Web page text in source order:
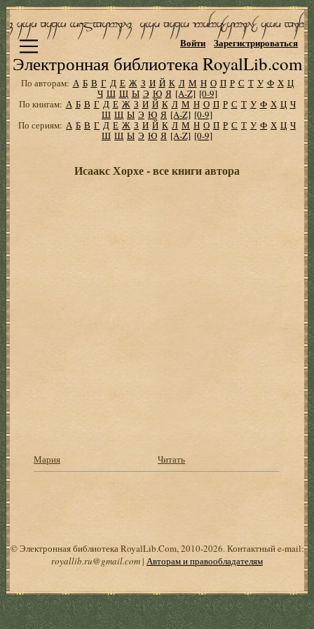
Электронная библиотека RoyalLib.com
Войти Зарегистрироваться
По авторам: А Б В Г Д Е Ж З И Й К Л М Н О П Р С Т У Ф Х Ц
Ч Ш Щ Ы Э Ю Я [A-Z] [0-9]
По книгам: А Б В Г Д Е Ж З И Й К Л М Н О П Р С Т У Ф Х Ц Ч
Ш Щ Ы Э Ю Я [A-Z] [0-9]
По сериям: А Б В Г Д Е Ж З И Й К Л М Н О П Р С Т У Ф Х Ц Ч
Ш Щ Ы Э Ю Я [A-Z] [0-9]
Исаакс Хорхе - все книги автора
Мария Читать
© Электронная библиотека RoyalLib.Com, 2010-2026. Контактный e-mail:
royallib.ru@gmail.com| Авторам и правообладателям